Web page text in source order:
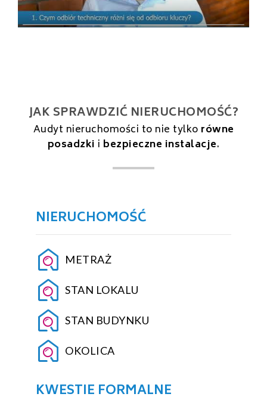
JAK SPRAWDZIĆ NIERUCHOMOŚĆ?
Audyt nieruchomości to nie tylko równe
posadzki i bezpieczne instalacje.
NIERUCHOMOŚĆ
METRAŻ
STAN LOKALU
STAN BUDYNKU
OKOLICA
KWESTIE FORMALNE